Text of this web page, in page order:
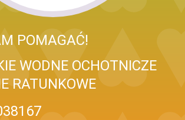
POMAGAĆ!
WODNE OCHOTNICZE
RATUNKOWE